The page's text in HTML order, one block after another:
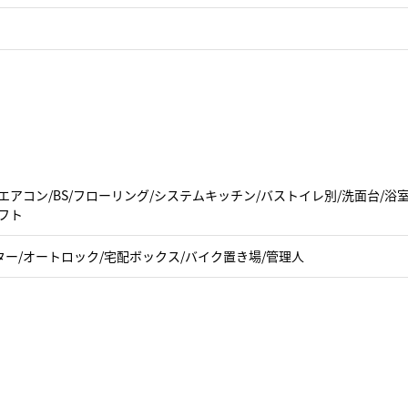
アコン/BS/フローリング/システムキッチン/バストイレ別/洗面台/浴
ト
ー/オートロック/宅配ボックス/バイク置き場/管理人